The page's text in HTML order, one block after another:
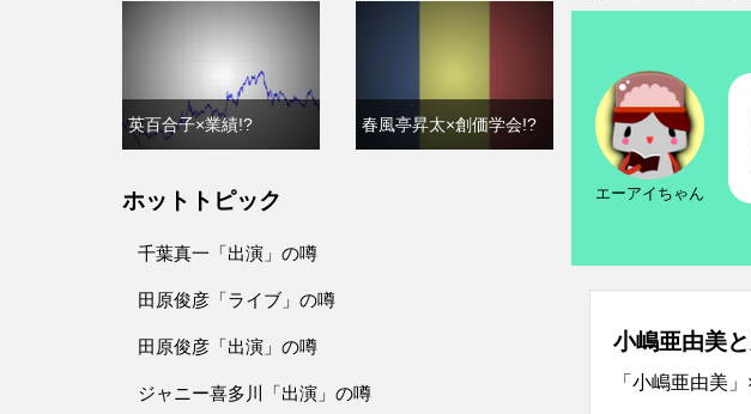
エーアイちゃん
小嶋亜由美
「小嶋亜由美
英百合子×業績!? 春風亭昇太×創価学会!?
ホットトピック
千葉真一「出演」の噂
田原俊彦「ライブ」の噂
田原俊彦「出演」の噂
ジャニー喜多川「出演」の噂